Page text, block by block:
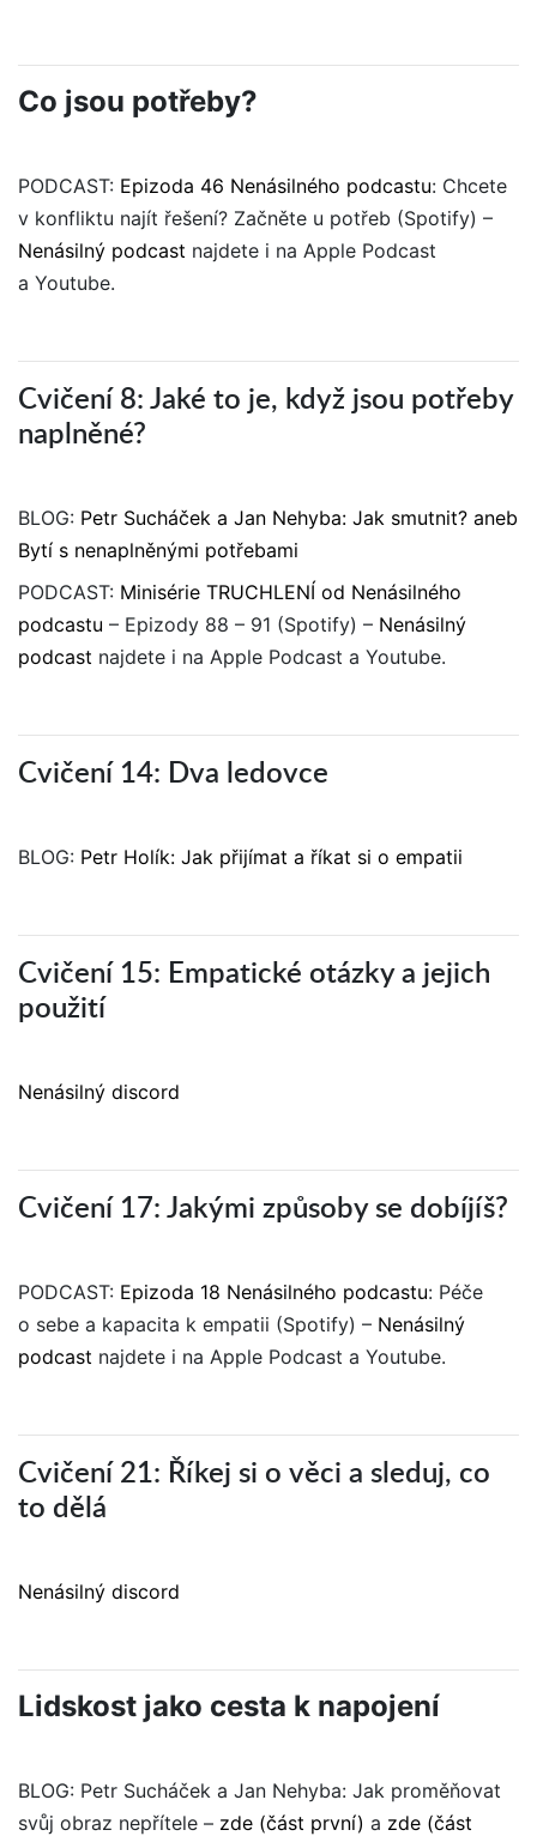
Co jsou potřeby?
PODCAST: Epizoda 46 Nenásilného podcastu: Chcete
v konfliktu najít řešení? Začněte u potřeb (Spotify) –
Nenásilný podcast najdete i na Apple Podcast
a Youtube.
Cvičení 8: Jaké to je, když jsou potřeby
naplněné?
BLOG: Petr Sucháček a Jan Nehyba: Jak smutnit? aneb
Bytí s nenaplněnými potřebami
PODCAST: Minisérie TRUCHLENÍ od Nenásilného
podcastu – Epizody 88 – 91 (Spotify) – Nenásilný
podcast najdete i na Apple Podcast a Youtube.
Cvičení 14: Dva ledovce
BLOG: Petr Holík: Jak přijímat a říkat si o empatii
Cvičení 15: Empatické otázky a jejich
použití
Nenásilný discord
Cvičení 17: Jakými způsoby se dobíjíš?
PODCAST: Epizoda 18 Nenásilného podcastu: Péče
o sebe a kapacita k empatii (Spotify) – Nenásilný
podcast najdete i na Apple Podcast a Youtube.
Cvičení 21: Říkej si o věci a sleduj, co
to dělá
Nenásilný discord
Lidskost jako cesta k napojení
BLOG: Petr Sucháček a Jan Nehyba: Jak proměňovat
svůj obraz nepřítele – zde (část první) a zde (část